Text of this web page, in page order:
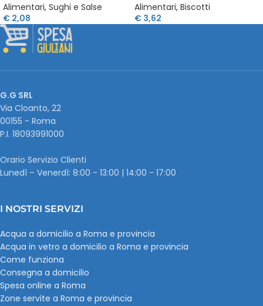
Alimentari, Sughi e Salse
€ 2,08
Alimentari, Biscotti
€ 3,62
G.G SRL
Via Cloanto, 22
00155 - Roma
P.I. ‭18093991000
Orario Servizio Clienti
Lunedì – Venerdì: 8:00 - 13:00 | 14:00 - 17:00
I NOSTRI SERVIZI
Acqua a domicilio a Roma e provincia
Acqua in vetro a domicilio a Roma e provincia
Come funziona
Consegna a domicilio
Spesa online a Roma
Zone servite a Roma e provincia